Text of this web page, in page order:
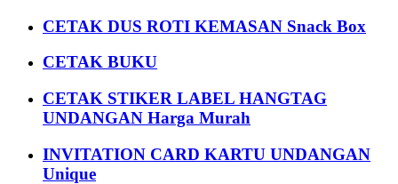
CETAK DUS ROTI KEMASAN Snack Box
CETAK BUKU
CETAK STIKER LABEL HANGTAG
UNDANGAN Harga Murah
INVITATION CARD KARTU UNDANGAN
Unique